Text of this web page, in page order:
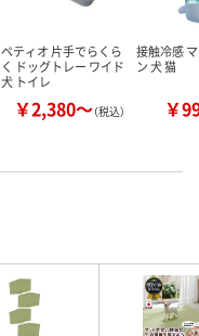
ペティオ 片手でらくら
く ドッグトレー ワイド
犬 トイレ
￥2,380～（税込）
接触冷感
ン 犬 猫
￥